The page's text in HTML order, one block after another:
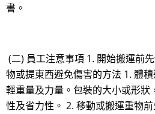
書。
(二) 員工注意事項 1. 開始搬運前
物或提東西避免傷害的方法 1. 體
輕重量及力量。包裝的大小或形狀
性及省力性。 2. 移動或搬運重物